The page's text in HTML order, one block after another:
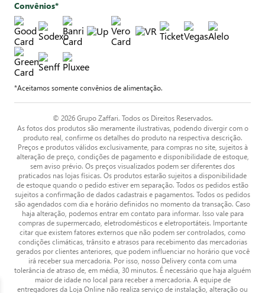
Convênios*
*Aceitamos somente convênios de alimentação.
© 2026 Grupo Zaffari. Todos os Direitos Reservados.
As fotos dos produtos são meramente ilustrativas, podendo divergir com o
produto real, confirme os detalhes do produto na respectiva descrição.
Preços e produtos válidos exclusivamente, para compras no site, sujeitos à
alteração de preço, condições de pagamento e disponibilidade de estoque,
sem aviso prévio. Os preços visualizados podem ser diferentes dos
praticados nas lojas físicas. Os produtos estarão sujeitos a disponibilidade
de estoque quando o pedido estiver em separação. Todos os pedidos estão
sujeitos a confirmação de dados cadastrais e pagamentos. Todos os pedidos
são agendados com dia e horário definidos no momento da transação. Caso
haja alteração, podemos entrar em contato para informar. Isso vale para
compras de supermercado, eletrodomésticos e eletroportáteis. Importante
citar que existem fatores externos que não podem ser controlados, como
condições climáticas, trânsito e atrasos para recebimento das mercadorias
gerados por clientes anteriores, que podem influenciar no horário que você
irá receber sua mercadoria. Por isso, nosso Delivery conta com uma
tolerância de atraso de, em média, 30 minutos. É necessário que haja alguém
maior de idade no local para receber a mercadoria. A equipe de
entregadores da Loja Online não realiza serviço de instalação, alteração ou